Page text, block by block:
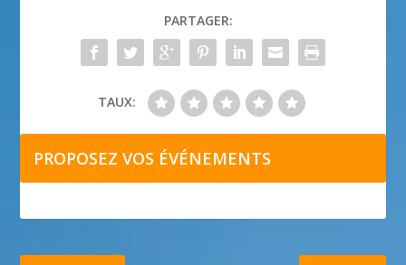
PARTAGER:
TAUX:
PROPOSEZ VOS ÉVÉNEMENTS